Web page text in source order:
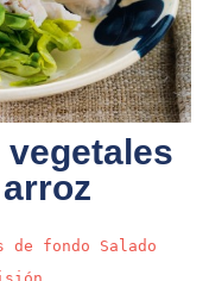
de fondo
Salado